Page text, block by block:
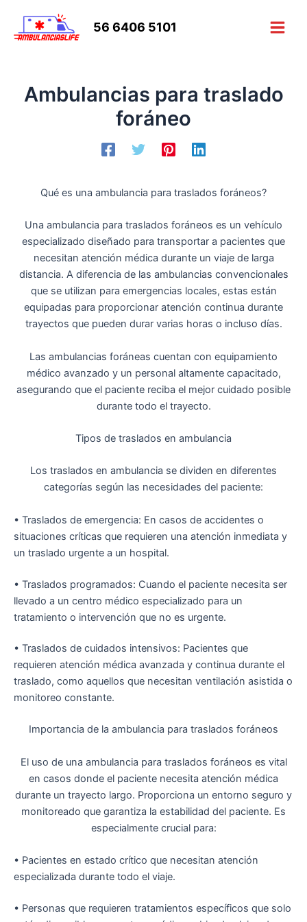
contenido
56 6406 5101
Main
Ambulancias para traslado
foráneo
Qué es una ambulancia para traslados foráneos?
Una ambulancia para traslados foráneos es un vehículo
especializado diseñado para transportar a pacientes que
necesitan atención médica durante un viaje de larga
distancia. A diferencia de las ambulancias convencionales
que se utilizan para emergencias locales, estas están
equipadas para proporcionar atención continua durante
trayectos que pueden durar varias horas o incluso días.
Las ambulancias foráneas cuentan con equipamiento
médico avanzado y un personal altamente capacitado,
asegurando que el paciente reciba el mejor cuidado posible
durante todo el trayecto.
Tipos de traslados en ambulancia
Los traslados en ambulancia se dividen en diferentes
categorías según las necesidades del paciente:
• Traslados de emergencia: En casos de accidentes o
situaciones críticas que requieren una atención inmediata y
un traslado urgente a un hospital.
• Traslados programados: Cuando el paciente necesita ser
llevado a un centro médico especializado para un
tratamiento o intervención que no es urgente.
• Traslados de cuidados intensivos: Pacientes que
requieren atención médica avanzada y continua durante el
traslado, como aquellos que necesitan ventilación asistida o
monitoreo constante.
Importancia de la ambulancia para traslados foráneos
El uso de una ambulancia para traslados foráneos es vital
en casos donde el paciente necesita atención médica
durante un trayecto largo. Proporciona un entorno seguro y
monitoreado que garantiza la estabilidad del paciente. Es
especialmente crucial para:
• Pacientes en estado crítico que necesitan atención
especializada durante todo el viaje.
• Personas que requieren tratamientos específicos que solo